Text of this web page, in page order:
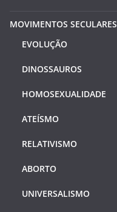
MOVIMENTOS SECULARES
EVOLUÇÃO
DINOSSAUROS
HOMOSEXUALIDADE
ATEÍSMO
RELATIVISMO
ABORTO
UNIVERSALISMO